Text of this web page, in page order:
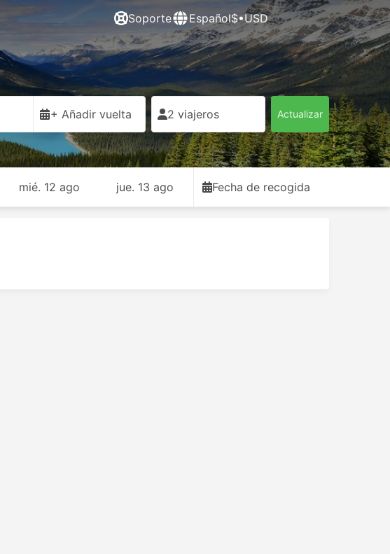
Soporte Español$•USD
+ Añadir vuelta 2 viajeros Actualizar
mié. 12 ago jue. 13 ago Fecha de recogida